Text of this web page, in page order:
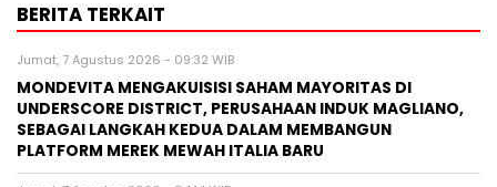
BERITA TERKAIT
Jumat, 7 Agustus 2026 - 09:32 WIB
MONDEVITA MENGAKUISISI SAHAM MAYORITAS DI
UNDERSCORE DISTRICT, PERUSAHAAN INDUK MAGLIANO,
SEBAGAI LANGKAH KEDUA DALAM MEMBANGUN
PLATFORM MEREK MEWAH ITALIA BARU